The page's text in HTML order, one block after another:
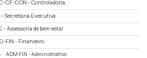
CF-CON - Controladoria
Secretaria Executiva
- Assessoria de bem-estar
FIN - Financeiro
ADM FIN -Administrativo